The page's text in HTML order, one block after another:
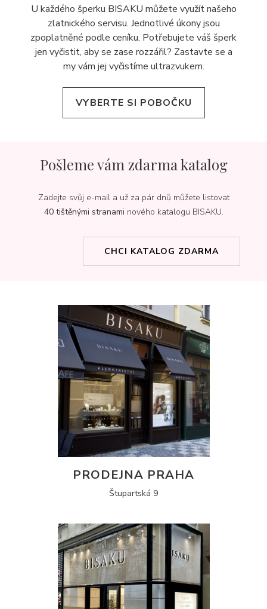
U každého šperku BISAKU můžete využít našeho
zlatnického servisu. Jednotlivé úkony jsou
zpoplatněné podle ceníku. Potřebujete váš šperk
jen vyčistit, aby se zase rozzářil? Zastavte se a
my vám jej vyčistíme ultrazvukem.
VYBERTE SI POBOČKU
Pošleme vám zdarma katalog
Zadejte svůj e-mail a už za pár dnů můžete listovat
40 tištěnými stranami nového katalogu BISAKU.
CHCI KATALOG ZDARMA
PRODEJNA PRAHA
Štupartská 9